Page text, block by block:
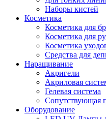
Наборы кистей
Косметика
Косметика для
Косметика для
Косметика
Средства для
Наращивание
Акригели
Акриловая
Гелевая система
Сопутствующая
Оборудование